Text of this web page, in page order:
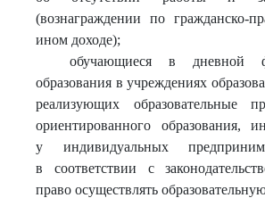
(вознаграждении по гражданско-
ином доходе);
обучающиеся в дневной
образования в учреждениях
реализующих образовательные
ориентированного образования,
у индивидуальных
в соответствии с
право осуществлять